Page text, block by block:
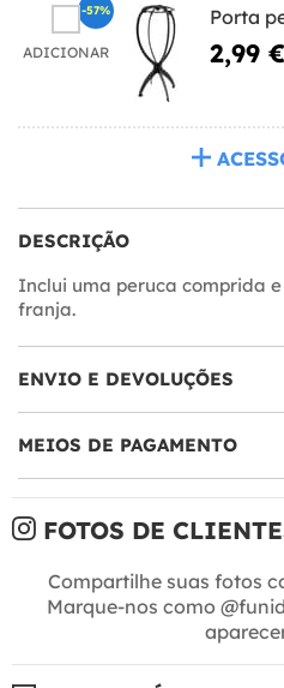
ADICIONAR
Porta
2,99 €
-57%
DESCRIÇÃO
Inclui uma peruca comprida
franja.
ENVIO E DEVOLUÇÕES
MEIOS DE PAGAMENTO
FOTOS DE
Compartilhe suas fotos
Marque-nos como